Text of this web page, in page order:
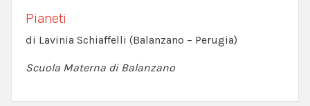
Pianeti
di Lavinia Schiaffelli (Balanzano – Perugia)
Scuola Materna di Balanzano